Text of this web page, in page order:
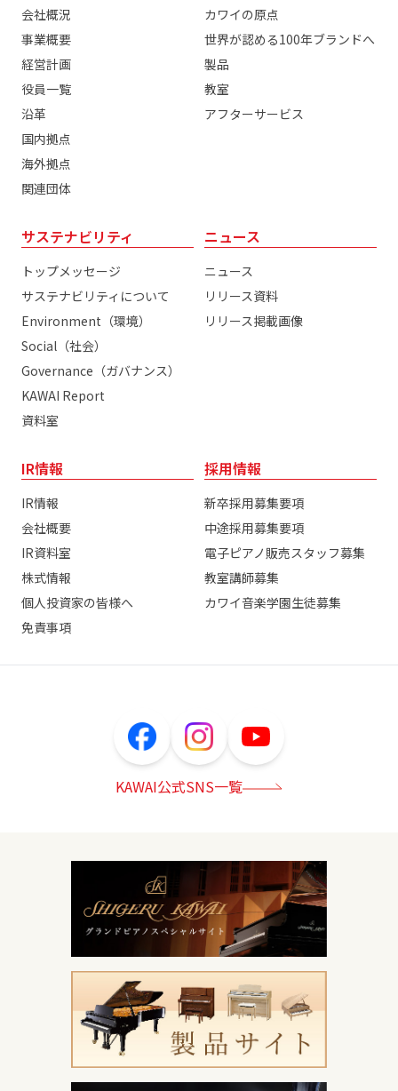
会社概況
事業概要
経営計画
役員一覧
沿革
国内拠点
海外拠点
関連団体
カワイの原点
世界が認める100年ブランドへ
製品
教室
アフターサービス
サステナビリティ
トップメッセージ
サステナビリティについて
Environment（環境）
Social（社会）
Governance（ガバナンス）
KAWAI Report
資料室
ニュース
ニュース
リリース資料
リリース掲載画像
IR情報
IR情報
会社概要
IR資料室
株式情報
個人投資家の皆様へ
免責事項
採用情報
新卒採用募集要項
中途採用募集要項
電子ピアノ販売スタッフ募集
教室講師募集
カワイ音楽学園生徒募集
KAWAI公式SNS一覧